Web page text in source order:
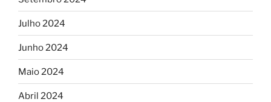
Julho 2024
Junho 2024
Maio 2024
Abril 2024